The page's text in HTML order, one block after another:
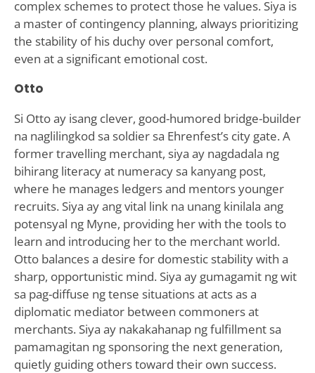
complex schemes to protect those he values. Siya is
a master of contingency planning, always prioritizing
the stability of his duchy over personal comfort,
even at a significant emotional cost.
Otto
Si Otto ay isang clever, good-humored bridge-builder
na naglilingkod sa soldier sa Ehrenfest’s city gate. A
former travelling merchant, siya ay nagdadala ng
bihirang literacy at numeracy sa kanyang post,
where he manages ledgers and mentors younger
recruits. Siya ay ang vital link na unang kinilala ang
potensyal ng Myne, providing her with the tools to
learn and introducing her to the merchant world.
Otto balances a desire for domestic stability with a
sharp, opportunistic mind. Siya ay gumagamit ng wit
sa pag-diffuse ng tense situations at acts as a
diplomatic mediator between commoners at
merchants. Siya ay nakakahanap ng fulfillment sa
pamamagitan ng sponsoring the next generation,
quietly guiding others toward their own success.